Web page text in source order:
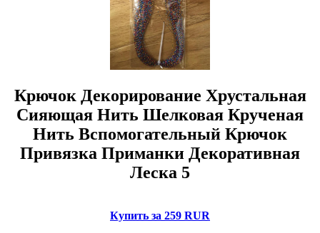
Крючок Декорирование Хрустальная
Сияющая Нить Шелковая Крученая
Нить Вспомогательный Крючок
Привязка Приманки Декоративная
Леска 5
Купить за 259 RUR